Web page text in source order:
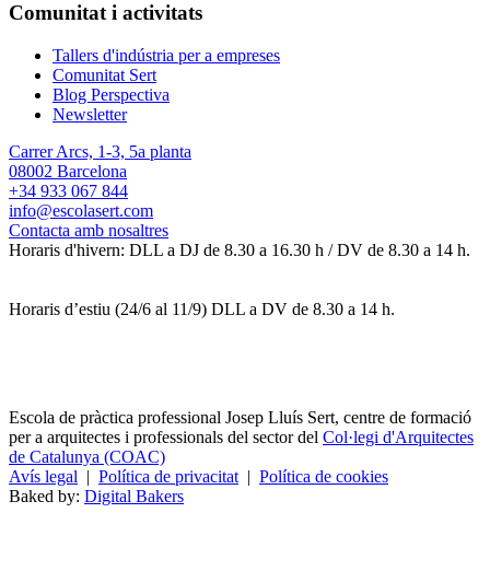
Comunitat i activitats
Tallers d'indústria per a empreses
Comunitat Sert
Blog Perspectiva
Newsletter
Carrer Arcs, 1-3, 5a planta
08002 Barcelona
+34 933 067 844
info@escolasert.com
Contacta amb nosaltres
Horaris d'hivern: DLL a DJ de 8.30 a 16.30 h / DV de 8.30 a 14 h.
Horaris d’estiu (24/6 al 11/9) DLL a DV de 8.30 a 14 h.
Escola de pràctica professional Josep Lluís Sert, centre de formació
per a arquitectes i professionals del sector del Col·legi d'Arquitectes
de Catalunya (COAC)
Avís legal | Política de privacitat | Política de cookies
Baked by: Digital Bakers